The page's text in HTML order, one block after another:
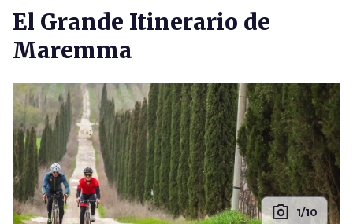
El Grande Itinerario de
Maremma
photo_camera 1/10